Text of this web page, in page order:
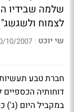
שלמה שבידיו
לצמוח ולשגשג"
שי יוכט |
2007 08:25
חברת טבע
במקביל היום (ג')